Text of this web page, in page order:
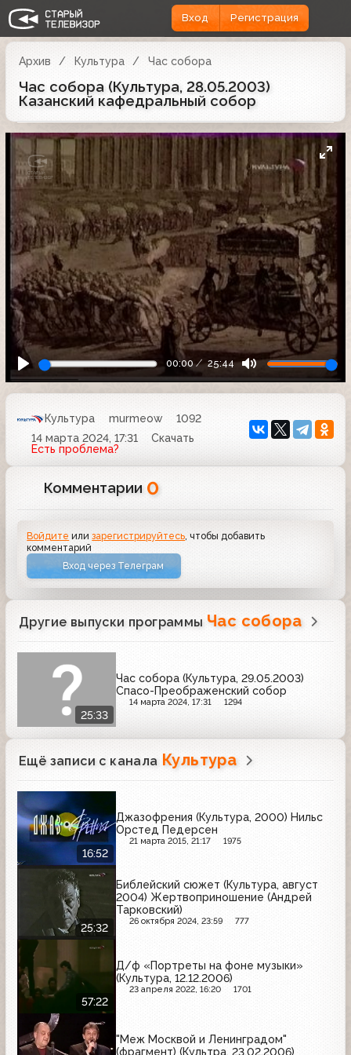
Вход Регистрация
Архив Культура Час собора
Час собора (Культура, 28.05.2003)
Казанский кафедральный собор
00:00 25:44
Культура murmeow
1092
14 марта 2024, 17:31
Скачать
Есть проблема?
Комментарии 0
Войдите илизарегистрируйтесь , чтобы добавить
комментарий
Вход через Телеграм
Другие выпуски программы Час собора
25:33
Час собора (Культура, 29.05.2003)
Спасо-Преображенский собор
14 марта 2024, 17:31 1294
Ещё записи с канала Культура
16:52
Джазофрения (Культура, 2000) Нильс
Орстед Педерсен
21 марта 2015, 21:17 1975
25:32
Библейский сюжет (Культура, август
2004) Жертвоприношение (Андрей
Тарковский)
26 октября 2024, 23:59 777
57:22
Д/ф «Портреты на фоне музыки»
(Культура, 12.12.2006)
23 апреля 2022, 16:20 1701
"Меж Москвой и Ленинградом"
(фрагмент) (Культра, 23.02.2006)